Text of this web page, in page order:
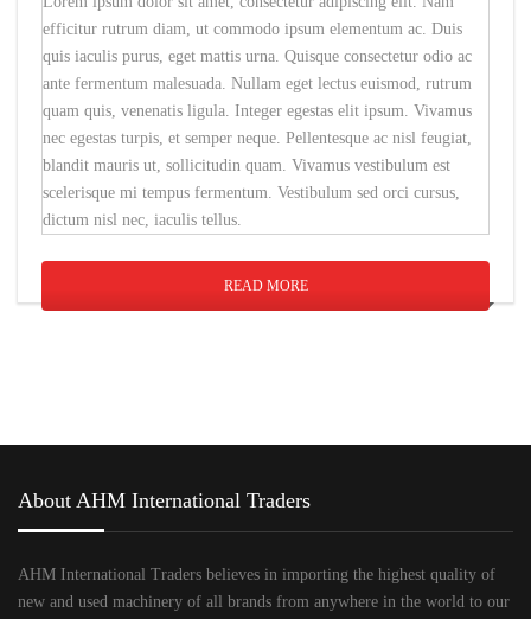
efficitur rutrum diam, ut commodo ipsum elementum ac. Duis
quis iaculis purus, eget mattis urna. Quisque consectetur odio ac
ante fermentum malesuada. Nullam eget lectus euismod, rutrum
quam quis, venenatis ligula. Integer egestas elit ipsum. Vivamus
nec egestas turpis, et semper neque. Pellentesque ac nisl feugiat,
blandit mauris ut, sollicitudin quam. Vivamus vestibulum est
scelerisque mi tempus fermentum. Vestibulum sed orci cursus,
dictum nisl nec, iaculis tellus.
READ MORE
About AHM International Traders
AHM International Traders believes in importing the highest quality of
new and used machinery of all brands from anywhere in the world to our